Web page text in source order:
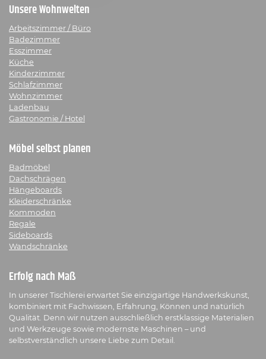
Unsere Wohnwelten
Arbeitszimmer / Büro
Badezimmer
Esszimmer
Küche
Kinderzimmer
Schlafzimmer
Wohnzimmer
Ladenbau
Gastronomie / Hotel
Möbel selbst planen
Badmöbel
Dachschrägen
Hängeboards
Kleiderschränke
Kommoden
Regale
Sideboards
Wandschränke
Erfolg nach Maß
In unserer Tischlerei erwartet Sie einzigartige Handwerkskunst,
kombiniert mit Fachwissen, Erfahrung, Können und natürlich
Qualität. Denn wir nutzen ausschließlich erstklassige Materialien
und Werkzeuge sowie modernste Maschinen – und
selbstverständlich unsere Liebe zum Detail.